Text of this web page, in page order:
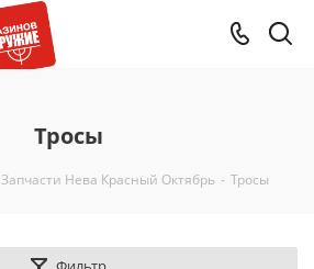
Тросы
Запчасти Нева Красный Октябрь - Тросы